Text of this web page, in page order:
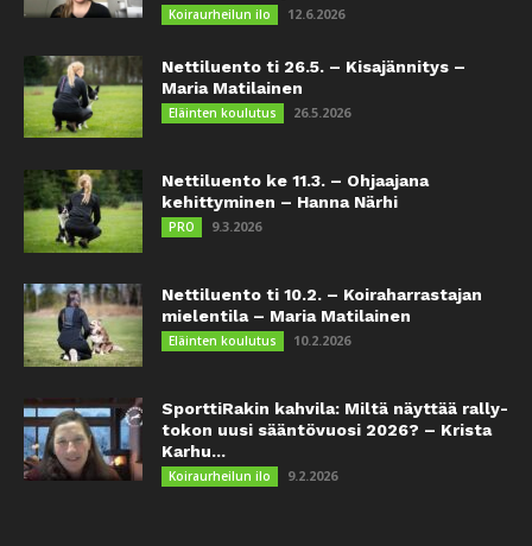
Koiraurheilun ilo 12.6.2026
Nettiluento ti 26.5. – Kisajännitys –
Maria Matilainen
Eläinten koulutus 26.5.2026
Nettiluento ke 11.3. – Ohjaajana
kehittyminen – Hanna Närhi
PRO 9.3.2026
Nettiluento ti 10.2. – Koiraharrastajan
mielentila – Maria Matilainen
Eläinten koulutus 10.2.2026
SporttiRakin kahvila: Miltä näyttää rally-
tokon uusi sääntövuosi 2026? – Krista
Karhu...
Koiraurheilun ilo 9.2.2026